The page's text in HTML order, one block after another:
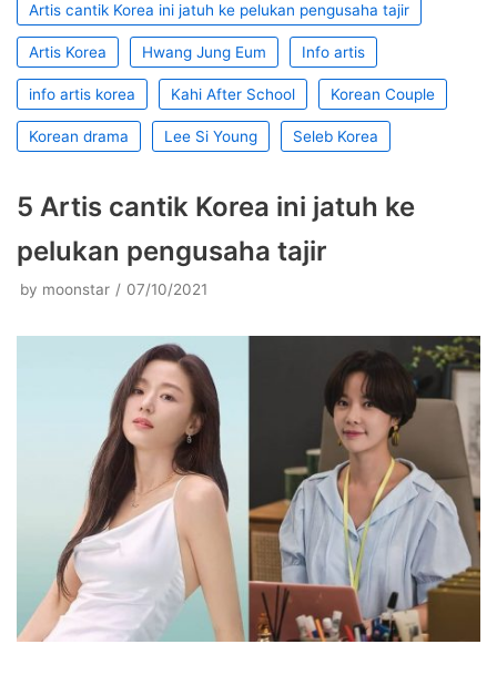
Artis cantik Korea ini jatuh ke pelukan pengusaha tajir
Artis Korea Hwang Jung Eum Info artis
info artis korea Kahi After School Korean Couple
Korean drama Lee Si Young Seleb Korea
5 Artis cantik Korea ini jatuh ke
pelukan pengusaha tajir
by moonstar 07/10/2021